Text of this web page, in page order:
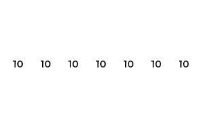
10 10 10 10 10 10 10